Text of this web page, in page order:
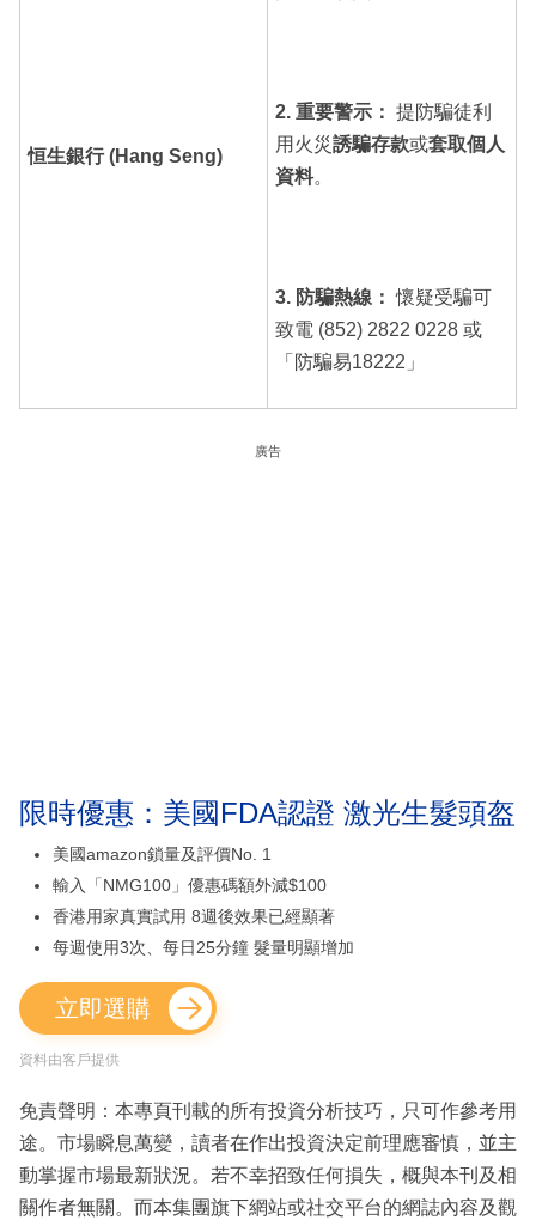
恒生銀行 (Hang Seng)
2. 重要警示： 提防騙徒利
用火災誘騙存款或套取個人
資料。
3. 防騙熱線： 懷疑受騙可
致電 (852) 2822 0228 或
「防騙易18222」
廣告
限時優惠：美國FDA認證 激光生髮頭盔
美國amazon鎖量及評價No. 1
輸入「NMG100」優惠碼額外減$100
香港用家真實試用 8週後效果已經顯著
每週使用3次、每日25分鐘 髮量明顯增加
立即選購
資料由客戶提供
免責聲明：本專頁刊載的所有投資分析技巧，只可作參考用
途。市場瞬息萬變，讀者在作出投資決定前理應審慎，並主
動掌握市場最新狀況。若不幸招致任何損失，概與本刊及相
關作者無關。而本集團旗下網站或社交平台的網誌內容及觀